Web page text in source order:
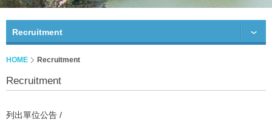
Recruitment
HOME Recruitment
Recruitment
列出單位公告 /